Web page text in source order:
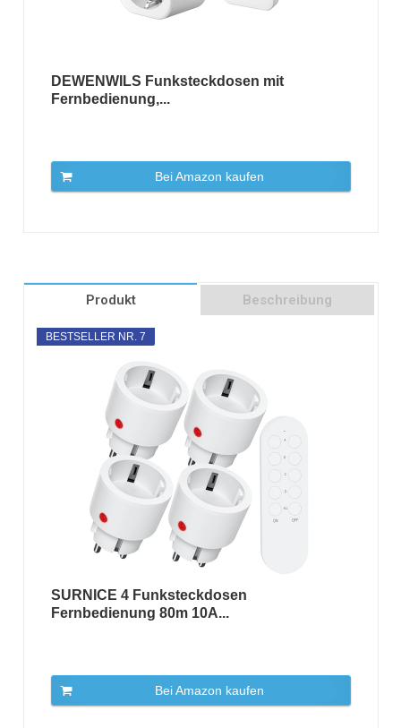
DEWENWILS Funksteckdosen mit
Fernbedienung,...
Bei Amazon kaufen
Produkt Beschreibung
BESTSELLER NR. 7
SURNICE 4 Funksteckdosen
Fernbedienung 80m 10A...
Bei Amazon kaufen